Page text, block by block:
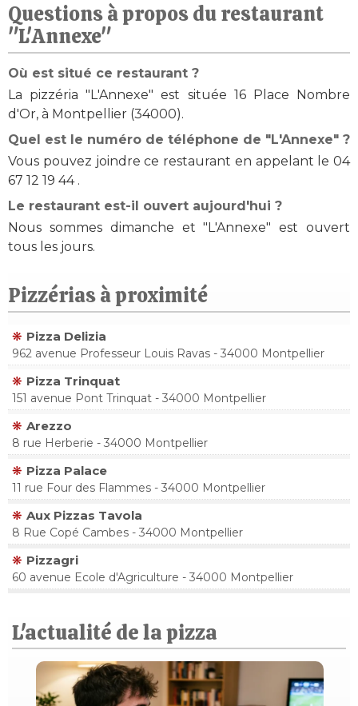
Questions à propos du restaurant
"L'Annexe"
Où est situé ce restaurant ?
La pizzéria "L'Annexe" est située 16 Place Nombre
d'Or, à Montpellier (34000).
Quel est le numéro de téléphone de "L'Annexe" ?
Vous pouvez joindre ce restaurant en appelant le 04
67 12 19 44 .
Le restaurant est-il ouvert aujourd'hui ?
Nous sommes dimanche et "L'Annexe" est ouvert
tous les jours.
Pizzérias à proximité
Pizza Delizia
962 avenue Professeur Louis Ravas - 34000 Montpellier
Pizza Trinquat
151 avenue Pont Trinquat - 34000 Montpellier
Arezzo
8 rue Herberie - 34000 Montpellier
Pizza Palace
11 rue Four des Flammes - 34000 Montpellier
Aux Pizzas Tavola
8 Rue Copé Cambes - 34000 Montpellier
Pizzagri
60 avenue Ecole d'Agriculture - 34000 Montpellier
L'actualité de la pizza